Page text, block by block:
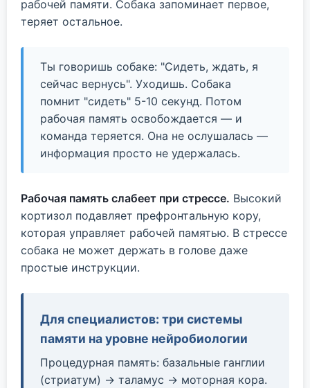
рабочей памяти. Собака запоминает первое,
теряет остальное.
Ты говоришь собаке: "Сидеть, ждать, я
сейчас вернусь". Уходишь. Собака
помнит "сидеть" 5-10 секунд. Потом
рабочая память освобождается — и
команда теряется. Она не ослушалась —
информация просто не удержалась.
Рабочая память слабеет при стрессе. Высокий
кортизол подавляет префронтальную кору,
которая управляет рабочей памятью. В стрессе
собака не может держать в голове даже
простые инструкции.
Для специалистов: три системы
памяти на уровне нейробиологии
Процедурная память: базальные ганглии
(стриатум) → таламус → моторная кора.